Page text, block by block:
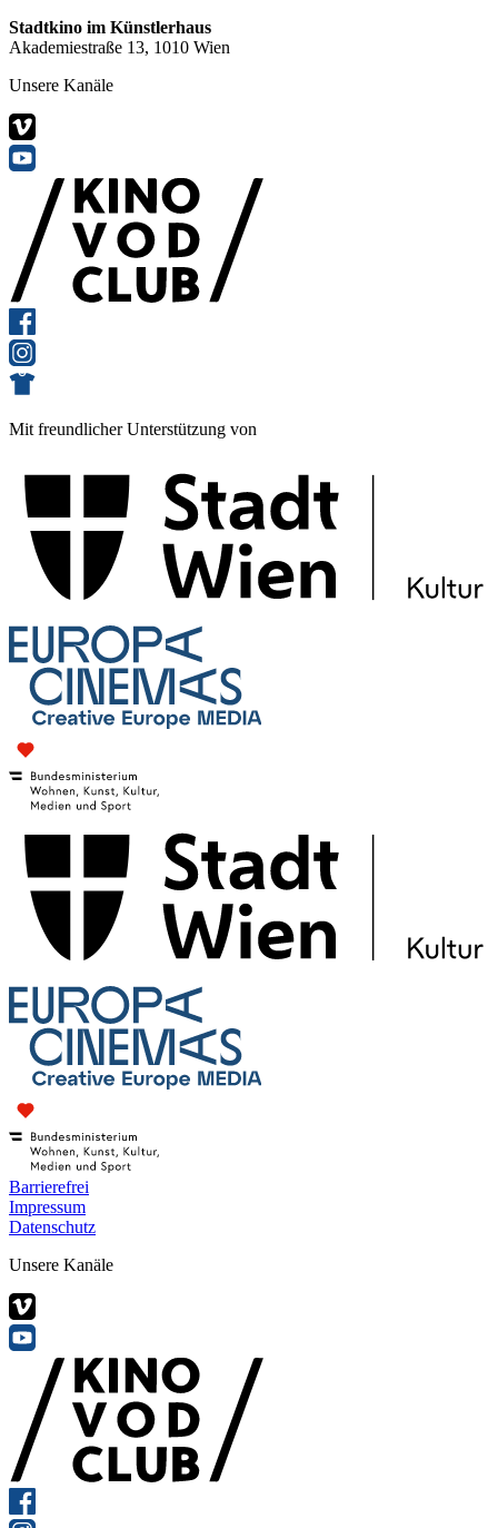
Stadtkino im Künstlerhaus
Akademiestraße 13, 1010 Wien
Unsere Kanäle
Mit freundlicher Unterstützung von
Barrierefrei
Impressum
Datenschutz
Unsere Kanäle